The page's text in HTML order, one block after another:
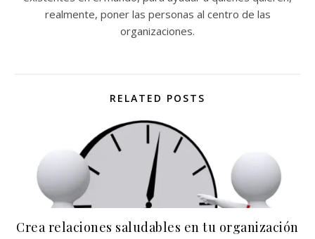
realmente, poner las personas al centro de las
organizaciones.
RELATED POSTS
Crea relaciones saludables en tu organización